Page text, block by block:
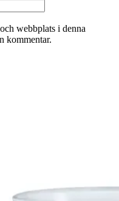
webbplats i denna
kommentar.